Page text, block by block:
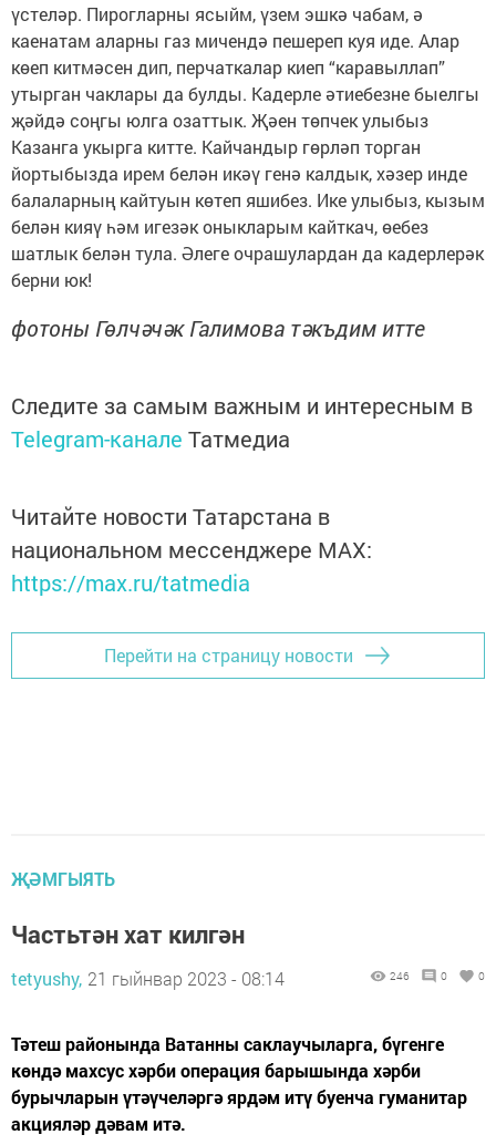
үстеләр. Пирогларны ясыйм, үзем эшкә чабам, ә
каенатам аларны газ мичендә пешереп куя иде. Алар
көеп китмәсен дип, перчаткалар киеп “каравыллап”
утырган чаклары да булды. Кадерле әтиебезне быелгы
җәйдә соңгы юлга озаттык. Җәен төпчек улыбыз
Казанга укырга китте. Кайчандыр гөрләп торган
йортыбызда ирем белән икәү генә калдык, хәзер инде
балаларның кайтуын көтеп яшибез. Ике улыбыз, кызым
белән кияү һәм игезәк оныкларым кайткач, өебез
шатлык белән тула. Әлеге очрашулардан да кадерлерәк
берни юк!
фотоны Гөлчәчәк Галимова тәкъдим итте
Следите за самым важным и интересным в
Telegram-канале Татмедиа
Читайте новости Татарстана в
национальном мессенджере MАХ:
https://max.ru/tatmedia
Перейти на страницу новости
ҖӘМГЫЯТЬ
Частьтән хат килгән
tetyushy, 21 гыйнвар 2023 - 08:14 246 0 0
Тәтеш районында Ватанны саклаучыларга, бүгенге
көндә махсус хәрби операция барышында хәрби
бурычларын үтәүчеләргә ярдәм итү буенча гуманитар
акцияләр дәвам итә.